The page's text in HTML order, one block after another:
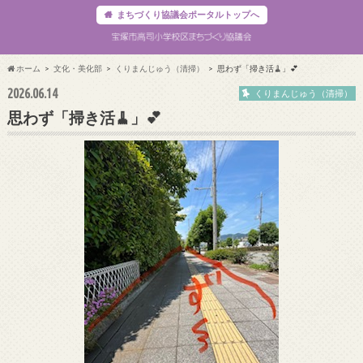
まちづくり協議会ポータルトップへ
ホーム 文化・美化部 くりまんじゅう（清掃） 思わず「掃き活🧹」💕
2026.06.14 くりまんじゅう（清掃）
思わず「掃き活🧹」💕